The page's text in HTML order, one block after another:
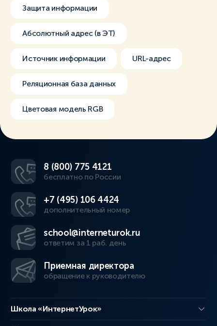
Защита информации
Абсолютный адрес (в ЭТ)
Источник информации URL-адрес
Реляционная база данных
Цветовая модель RGB
8 (800) 775 4121
бесплатно по России
+7 (495) 106 4424
дополнительный номер
school@interneturok.ru
ответим за 1 раб. день
Приемная директора
обращение к руководителю
Школа «ИнтернетУрок»